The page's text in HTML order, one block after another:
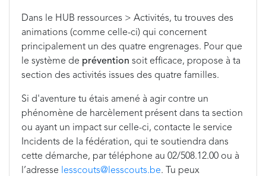
Dans le HUB ressources > Activités, tu trouves des
animations (comme celle-ci) qui concernent
principalement un des quatre engrenages. Pour que
le système de prévention soit efficace, propose à ta
section des activités issues des quatre familles.
Si d'aventure tu étais amené à agir contre un
phénomène de harcèlement présent dans ta section
ou ayant un impact sur celle-ci, contacte le service
Incidents de la fédération, qui te soutiendra dans
cette démarche, par téléphone au 02/508.12.00 ou à
l’adresse
lesscouts@lesscouts.be. Tu peux